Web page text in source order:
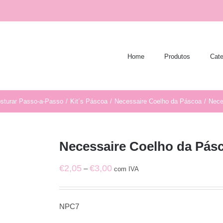
Home Produtos
Passo-a-Passo / Kit´s Páscoa / Necessaire Coelho da Páscoa /
Necessaire Coelho da
€2,05 – €3,00 Price
com IVA
NPC7